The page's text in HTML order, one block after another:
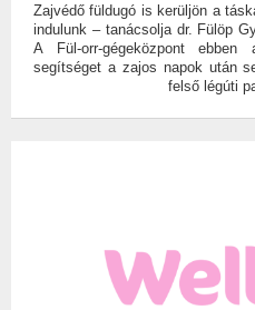
Zajvédő füldugó is kerüljön a
indulunk – tanácsolja dr. Fülöp
A Fül-orr-gégeközpont
segítséget a zajos napok után
felső légúti